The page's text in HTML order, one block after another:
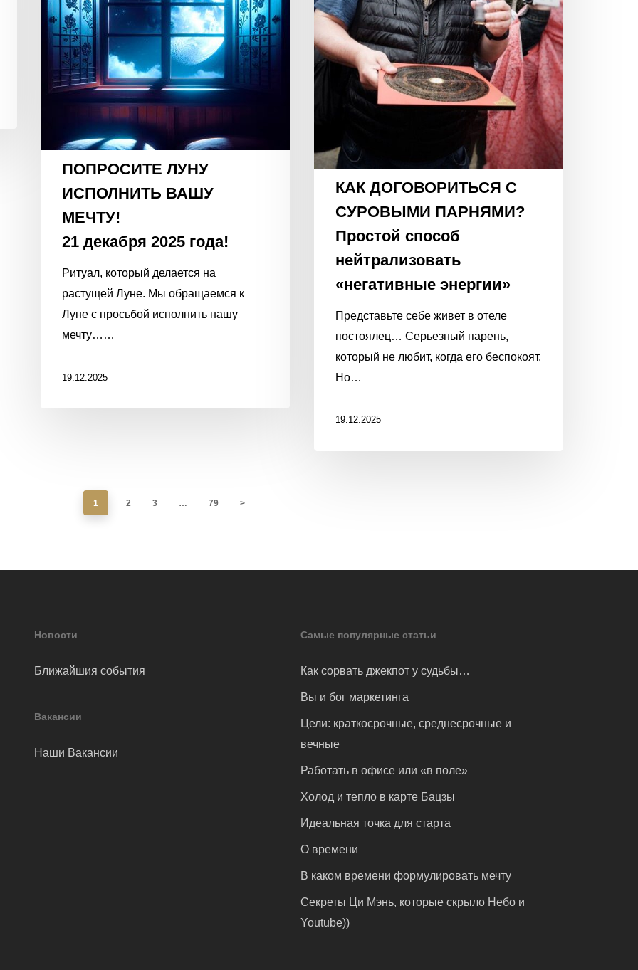
«негативные
энергии»
КАК ДОГОВОРИТЬСЯ С
СУРОВЫМИ ПАРНЯМИ?
Простой способ
нейтрализовать
«негативные энергии»
Представьте себе живет в отеле
постоялец… Серьезный парень,
который не любит, когда его беспокоят.
Но…
19.12.2025
21
декабря
2025
года!
ПОПРОСИТЕ ЛУНУ
ИСПОЛНИТЬ ВАШУ
МЕЧТУ!
21 декабря 2025 года!
Ритуал, который делается на
растущей Луне. Мы обращаемся к
Луне с просьбой исполнить нашу
мечту……
19.12.2025
1 2 3 … 79 >
Новости
Ближайшия события
Вакансии
Наши Вакансии
Самые популярные статьи
Как сорвать джекпот у судьбы…
Вы и бог маркетинга
Цели: краткосрочные, среднесрочные и
вечные
Работать в офисе или «в поле»
Холод и тепло в карте Бацзы
Идеальная точка для старта
О времени
В каком времени формулировать мечту
Секреты Ци Мэнь, которые скрыло Небо и
Youtube))